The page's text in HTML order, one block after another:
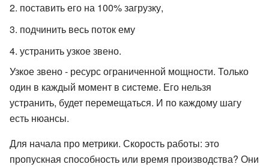
поставить его на 100% загрузку,
подчинить весь поток ему
устранить узкое звено.
Узкое звено - ресурс ограниченной мощности. Только
один в каждый момент в системе. Его нельзя
устранить, будет перемещаться. И по каждому шагу
есть нюансы.
Для начала про метрики. Скорость работы: это
пропускная способность или время производства? Они